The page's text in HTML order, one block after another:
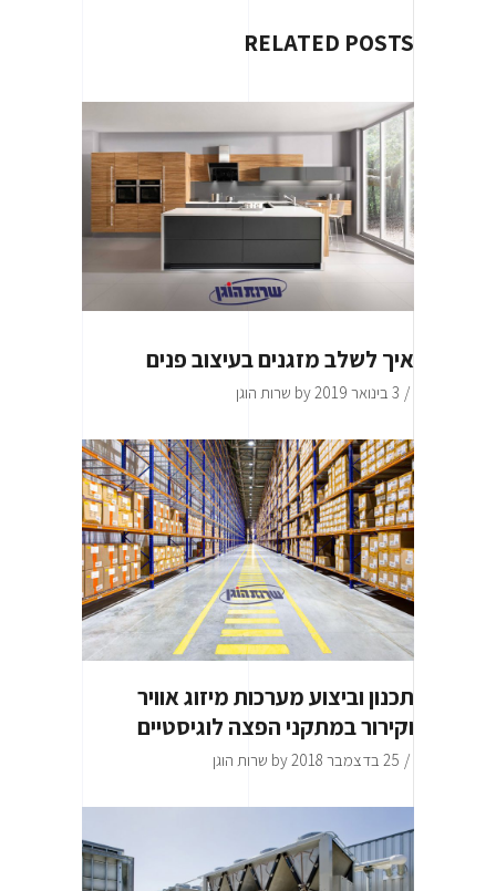
RELATED POSTS
איך לשלב מזגנים בעיצוב פנים
3 בינואר 2019 by שרות הוגן
תכנון וביצוע מערכות מיזוג אוויר
וקירור במתקני הפצה לוגיסטיים
25 בדצמבר 2018 by שרות הוגן